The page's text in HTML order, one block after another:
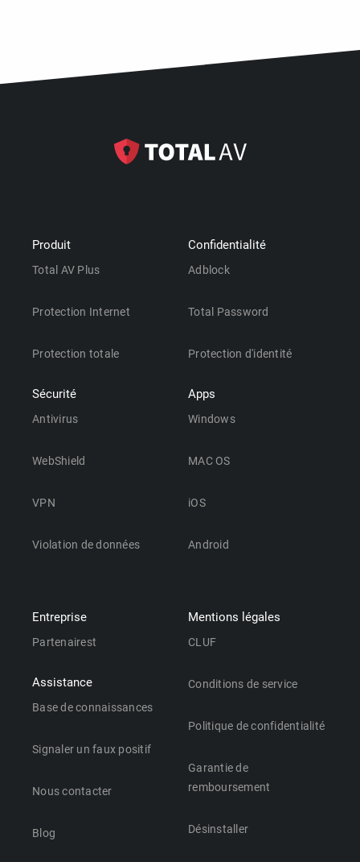
Produit
Total AV Plus
Protection Internet
Protection totale
Sécurité
Antivirus
WebShield
VPN
Violation de données
Confidentialité
Adblock
Total Password
Protection d'identité
Apps
Windows
MAC OS
iOS
Android
Entreprise
Partenairest
Assistance
Base de connaissances
Signaler un faux positif
Nous contacter
Blog
Mentions légales
CLUF
Conditions de service
Politique de confidentialité
Garantie de
remboursement
Désinstaller